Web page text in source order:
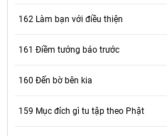
162 Làm bạn với điều thiện
161 Điềm tướng báo trước
160 Đến bờ bên kia
159 Mục đích gì tu tập theo Phật